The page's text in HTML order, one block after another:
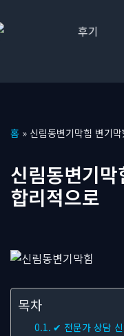
텐
로
건
기
홈 » 신림동변기막힘 변기
신림동변기
합리적으로
목차
✔ 전문가 상담